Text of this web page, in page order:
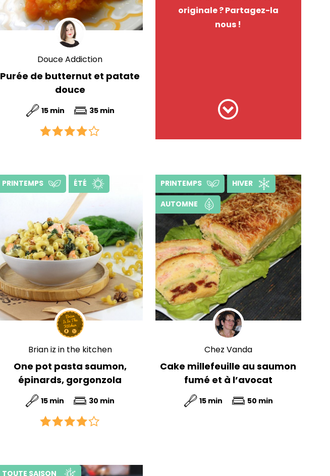
Douce Addiction
Purée de butternut et patate
douce
15 min 35 min
originale ? Partagez-la
nous !
Brian iz in the kitchen
PRINTEMPS ÉTÉ
One pot pasta saumon,
épinards, gorgonzola
15 min 30 min
Chez Vanda
PRINTEMPS HIVER
AUTOMNE
Cake millefeuille au saumon
fumé et à l’avocat
15 min 50 min
TOUTE SAISON